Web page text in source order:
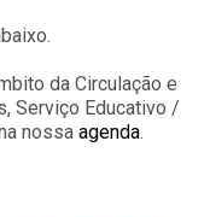
da Circulação e
Serviço Educativo /
nossa agenda.